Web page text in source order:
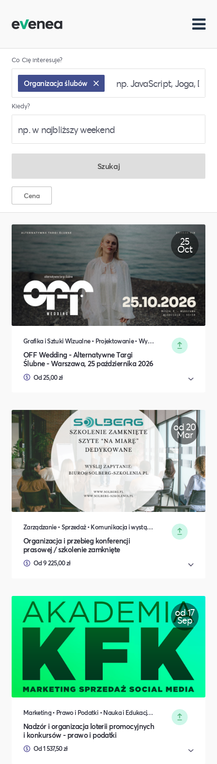
Co Cię interesuje?
Organizacja ślubów
Kiedy?
Szukaj
Cena
25
Oct
Grafika i Sztuki Wizualne • Projektowanie • Wydarzenia okolicznościowe • Rodzina i relacje międzyludzkie
OFF Wedding - Alternatywne Targi
Ślubne - Warszawa, 25 października 2026
Od 25,00 zł
od 20
Mar
Zarządzanie • Sprzedaż • Komunikacja i wystąpienia publiczne • Rozwój osobisty • Turystyka i podróże • Wydarzenia zamknięte • Marketing • Biznes i Przedsiędsiębiorczość • Nauka i Edukacja • Polityka i Gospodarka • Dieta, Odżywianie i Degustacje • IT i Nowe technologie
Organizacja i przebieg konferencji
prasowej / szkolenie zamknięte
Od 9 225,00 zł
od 17
Sep
Marketing • Prawo i Podatki • Nauka i Edukacja • Koncerty, Festiwale, Rozrywka
Nadzór i organizacja loterii promocyjnych
i konkursów - prawo i podatki
Od 1 537,50 zł